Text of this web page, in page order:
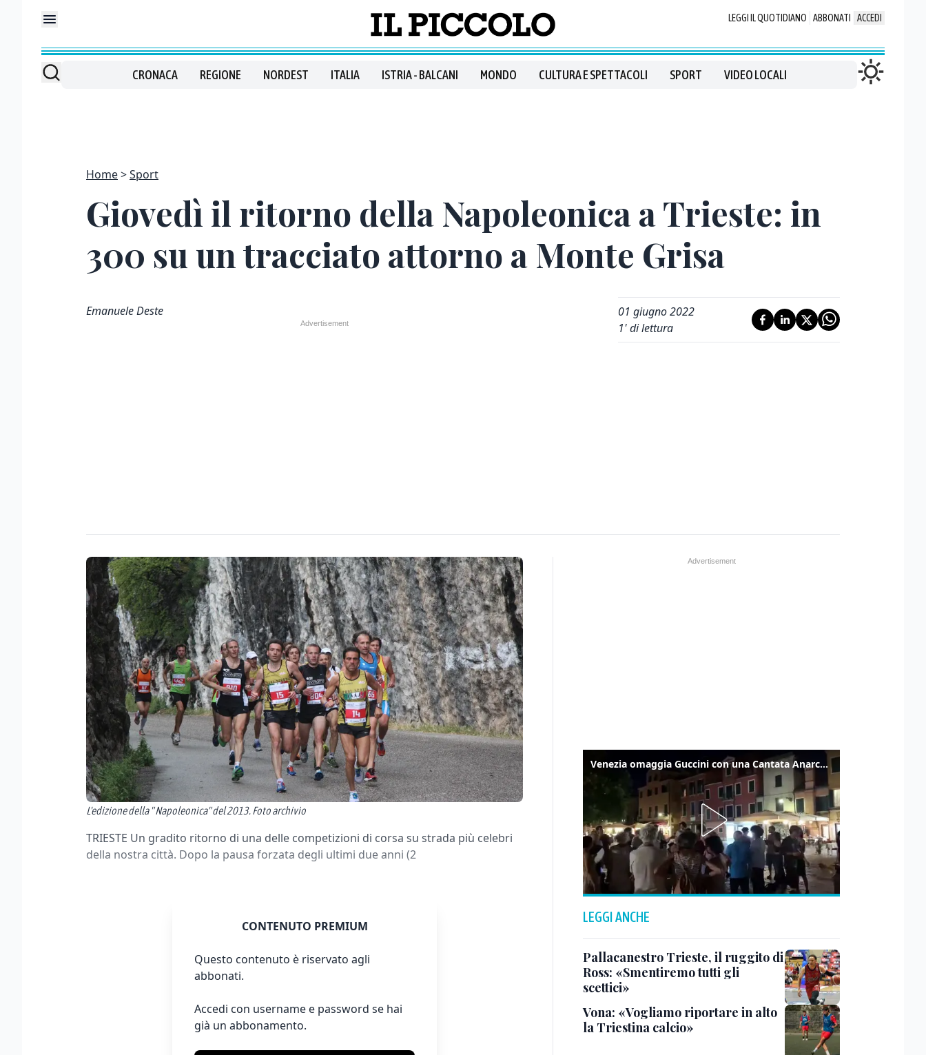
LEGGI IL QUOTIDIANO ABBONATI ACCEDI
CRONACA REGIONE NORDEST ITALIA ISTRIA - BALCANI MONDO CULTURA E SPETTACOLI SPORT VIDEO LOCALI
Home Sport
Giovedì il ritorno della Napoleonica a Trieste: in
300 su un tracciato attorno a Monte Grisa
Emanuele Deste
01 giugno 2022
1' di lettura
L'edizione della " Napoleonica" del 2013. Foto archivio
TRIESTE Un gradito ritorno di una delle competizioni di corsa su strada più celebri
della nostra città. Dopo la pausa forzata degli ultimi due anni (2
CONTENUTO PREMIUM
Questo contenuto è riservato agli
abbonati.
Accedi con username e password se hai
già un abbonamento.
Venezia omaggia Guccini con una Cantata Anarchica in campo Santa Margherita
LEGGI ANCHE
Pallacanestro Trieste, il ruggito di
Ross: «Smentiremo tutti gli
scettici»
Vona: «Vogliamo riportare in alto
la Triestina calcio»